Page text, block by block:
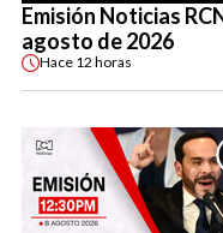
Emisión Noticias
agosto de 2026
Hace 12 horas